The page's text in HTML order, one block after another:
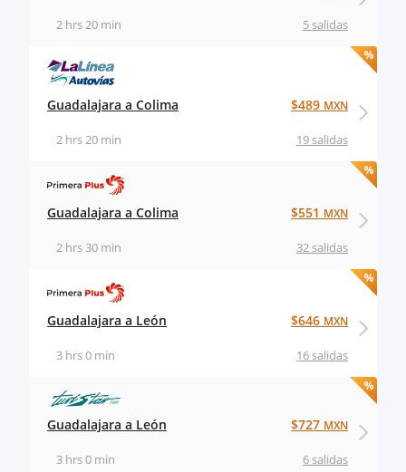
5 salidas
2 hrs 20 min
Guadalajara a Colima
19 salidas
2 hrs 20 min
$489 MXN
Guadalajara a Colima
32 salidas
2 hrs 30 min
$551 MXN
Guadalajara a León
16 salidas
3 hrs 0 min
$646 MXN
Guadalajara a León
6 salidas
3 hrs 0 min
$727 MXN